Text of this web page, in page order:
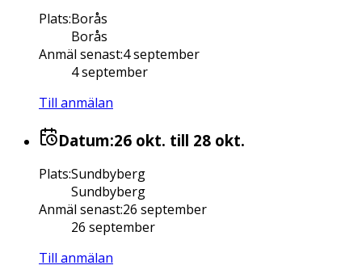
Plats:Borås
Borås
Anmäl senast:4 september
4 september
Till anmälan
Datum:26 okt. till 28 okt.
Plats:Sundbyberg
Sundbyberg
Anmäl senast:26 september
26 september
Till anmälan